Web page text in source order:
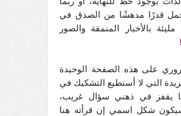
تحمل قدرًا مدهشًا من الصدق في
بالأخبار المنمقة والصور
!
على هذه الصفحة الوحيدة
التي لا أستطيع التشكيك في
يقفز في ذهني سؤال غريب،
شكل اسمي إن قرأته هنا